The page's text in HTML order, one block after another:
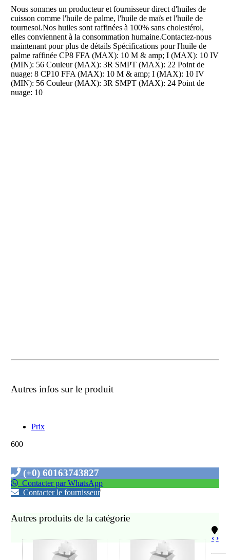
Nous sommes un producteur et fournisseur direct d'huiles de
cuisson comme l'huile de palme, l'huile de maïs et l'huile de
tournesol.Nos huiles sont raffinées à 100% sans cholestérol,
elles conviennent à la consommation humaine.Contactez-nous
maintenant pour plus de détails Spécifications pour l'huile de
palme raffinée CP8 FFA (MAX): 10 M & amp; I (MAX): 10 IV
(MIN): 56 Couleur (MAX): 3R SMPT (MAX): 22 Point de
nuage: 8 CP10 FFA (MAX): 10 M & amp; I (MAX): 10 IV
(MIN): 56 Couleur (MAX): 3R SMPT (MAX): 24 Point de
nuage: 10
Autres infos sur le produit
Prix
600
(+0) 60163743827
Contacter par WhatsApp
Contacter le fournisseur'
Autres produits de la catégorie
‹ ›